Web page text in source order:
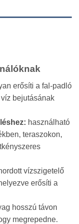
erősíti a fal-padló
bejutásának
használható
teraszokon,
vízszigetelő
erősíti a
hosszú távon
megrepedne.